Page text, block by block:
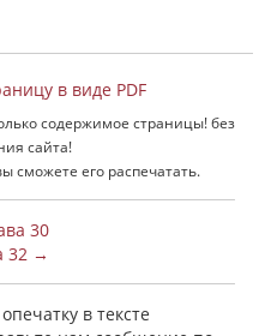
в виде PDF
содержимое страницы! без
сайта!
сможете его распечатать.
30
32 →
в тексте